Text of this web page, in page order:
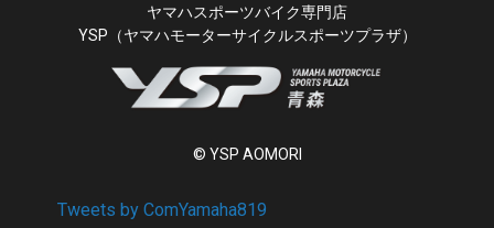
ヤマハスポーツバイク専門店
YSP（ヤマハモーターサイクルスポーツプラザ）
© YSP AOMORI
Tweets by ComYamaha819